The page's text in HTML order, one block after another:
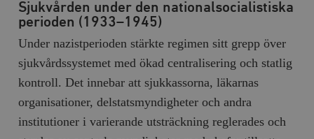
Sjukvården under den nationalsocialistiska
perioden (1933–1945)
Under nazistperioden stärkte regimen sitt grepp över
sjukvårdssystemet med ökad centralisering och statlig
kontroll. Det innebar att sjukkassorna, läkarnas
organisationer, delstatsmyndigheter och andra
institutioner i varierande utsträckning reglerades och